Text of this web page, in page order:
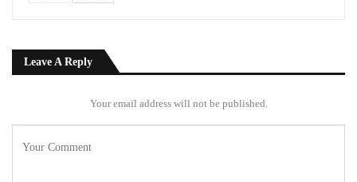
Leave A Reply
Your email address will not be published.